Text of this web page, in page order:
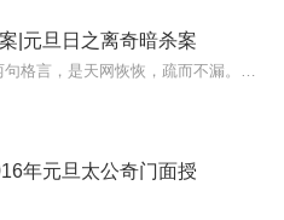
|元旦日之离奇暗杀案
年元旦太公奇门面授